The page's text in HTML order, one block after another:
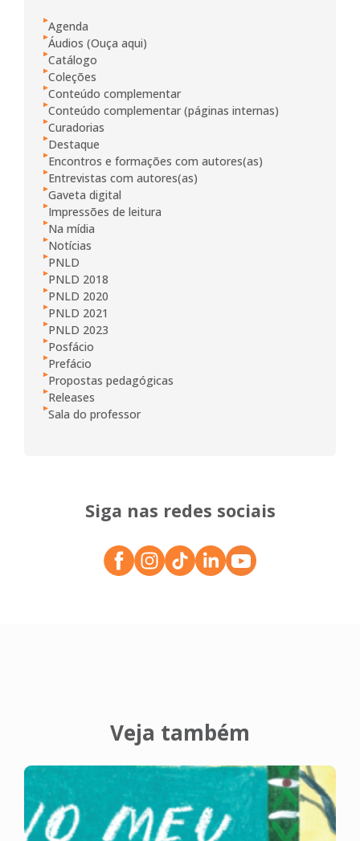
Agenda
Áudios (Ouça aqui)
Catálogo
Coleções
Conteúdo complementar
Conteúdo complementar (páginas internas)
Curadorias
Destaque
Encontros e formações com autores(as)
Entrevistas com autores(as)
Gaveta digital
Impressões de leitura
Na mídia
Notícias
PNLD
PNLD 2018
PNLD 2020
PNLD 2021
PNLD 2023
Posfácio
Prefácio
Propostas pedagógicas
Releases
Sala do professor
Siga nas redes sociais
Veja também